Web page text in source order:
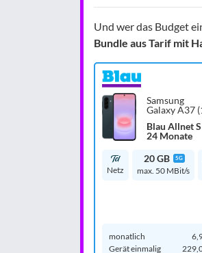
Und wer das Budget
Bundle aus Tarif mit
Samsung
Galaxy A37
Blau Allnet
24 Monate
Netz
20 GB 5G
max. 50 MBit/s
monatlich
Gerät einmalig